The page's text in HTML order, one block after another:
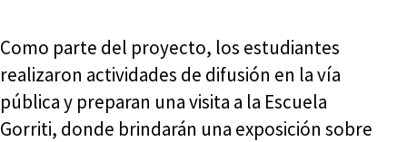
Como parte del proyecto, los estudiantes
realizaron actividades de difusión en la vía
pública y preparan una visita a la Escuela
Gorriti, donde brindarán una exposición sobre